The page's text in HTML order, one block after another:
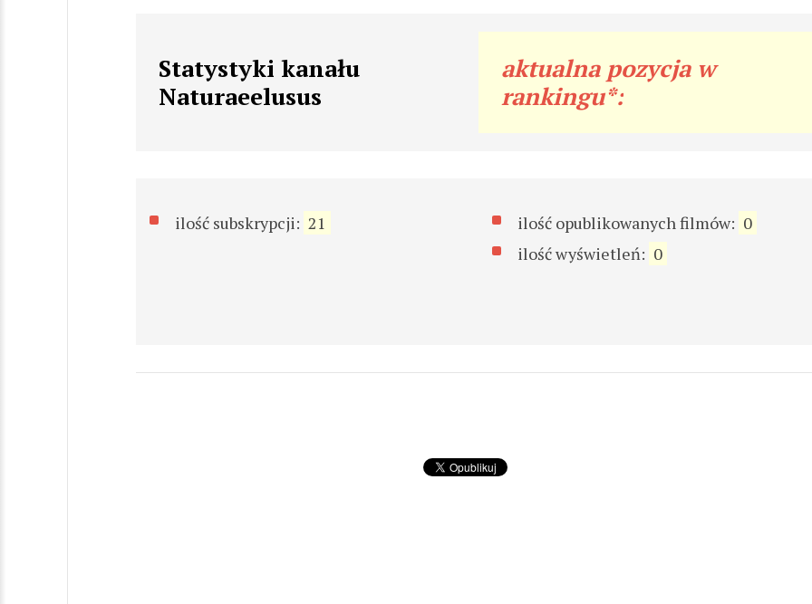
Statystyki kanału
Naturaeelusus
aktualna pozycja w
rankingu*:
ilość subskrypcji: 21 ilość opublikowanych filmów: 0
ilość wyświetleń: 0